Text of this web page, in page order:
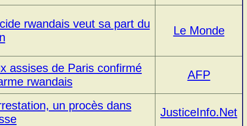
rwandais veut sa part du
Le Monde
assises de Paris confirmé
rwandais
AFP
un procès dans
JusticeInfo.Net